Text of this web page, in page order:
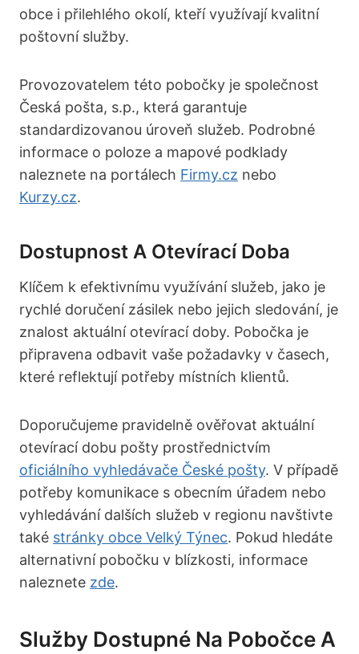
obce i přilehlého okolí, kteří využívají kvalitní
poštovní služby.
Provozovatelem této pobočky je společnost
Česká pošta, s.p., která garantuje
standardizovanou úroveň služeb. Podrobné
informace o poloze a mapové podklady
naleznete na portálech Firmy.cz nebo
Kurzy.cz.
Dostupnost A Otevírací Doba
Klíčem k efektivnímu využívání služeb, jako je
rychlé doručení zásilek nebo jejich sledování, je
znalost aktuální otevírací doby. Pobočka je
připravena odbavit vaše požadavky v časech,
které reflektují potřeby místních klientů.
Doporučujeme pravidelně ověřovat aktuální
otevírací dobu pošty prostřednictvím
oficiálního vyhledávače České pošty. V případě
potřeby komunikace s obecním úřadem nebo
vyhledávání dalších služeb v regionu navštivte
také stránky obce Velký Týnec. Pokud hledáte
alternativní pobočku v blízkosti, informace
naleznete zde.
Služby Dostupné Na Pobočce A